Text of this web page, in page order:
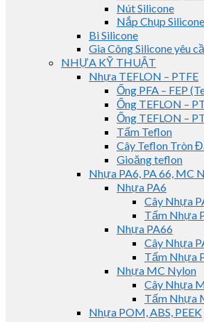
Nút Silicone
Nắp Chụp Silicone
Bi Silicone
Gia Công Silicone yêu
NHỰA KỸ THUẬT
Nhựa TEFLON – PTFE
Ống PFA – FEP
Ống TEFLON –
Ống TEFLON –
Tấm Teflon
Cây Teflon Tròn
Gioăng teflon
Nhựa PA6, PA 66, MC
Nhựa PA6
Cây Nhựa
Tấm Nhựa
Nhựa PA66
Cây Nhựa
Tấm Nhựa
Nhựa MC Nylon
Cây Nhựa
Tấm Nhựa
Nhựa POM, ABS, PEEK